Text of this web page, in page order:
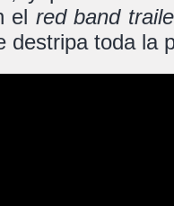
el red band
destripa toda la